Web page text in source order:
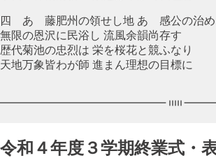
四 あゝ藤肥州の領せし地 あゝ感公の治め
無限の恩沢に民浴し 流風余韻尚存す
歴代菊池の忠烈は 栄を桜花と競ふなり
天地万象皆わが師 進まん理想の目標に
令和４年度３学期終業式・